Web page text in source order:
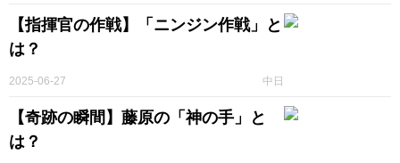
【指揮官の作戦】「ニンジン作戦」と
は？
中日
2025-06-27
【奇跡の瞬間】藤原の「神の手」と
は？